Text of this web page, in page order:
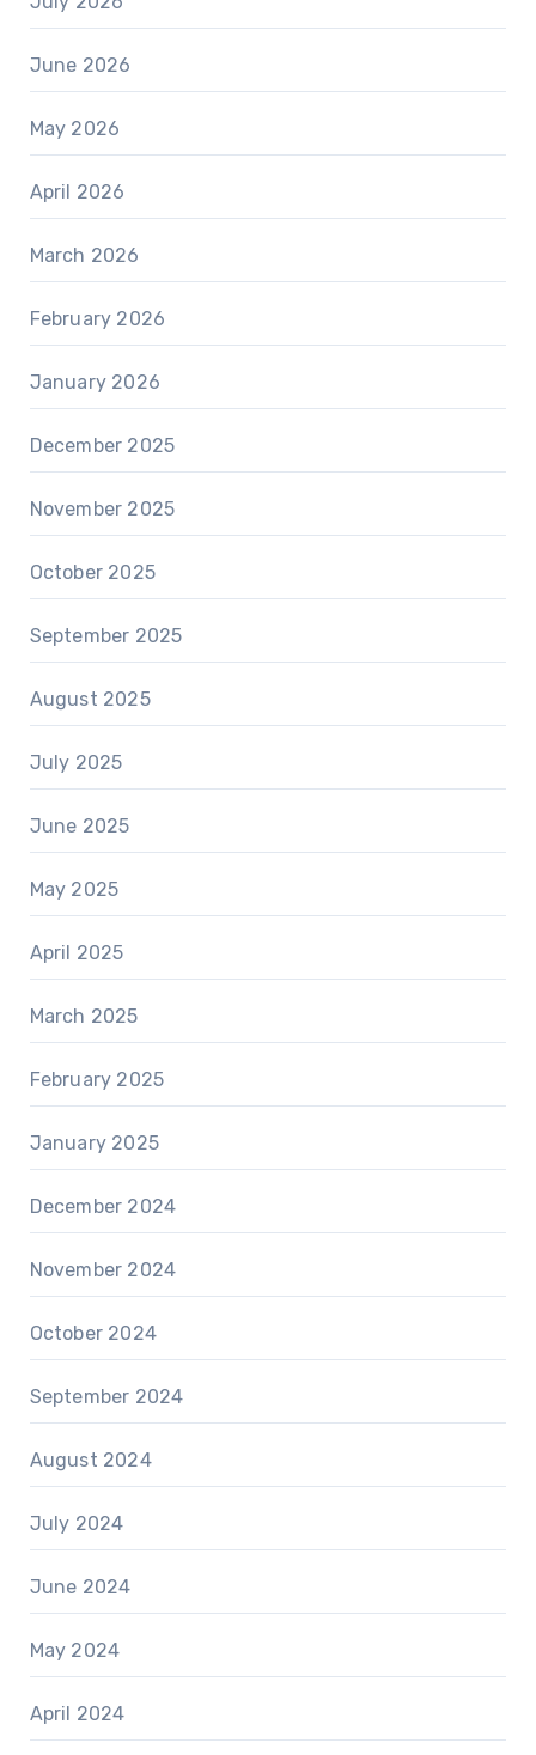
June 2026
May 2026
April 2026
March 2026
February 2026
January 2026
December 2025
November 2025
October 2025
September 2025
August 2025
July 2025
June 2025
May 2025
April 2025
March 2025
February 2025
January 2025
December 2024
November 2024
October 2024
September 2024
August 2024
July 2024
June 2024
May 2024
April 2024